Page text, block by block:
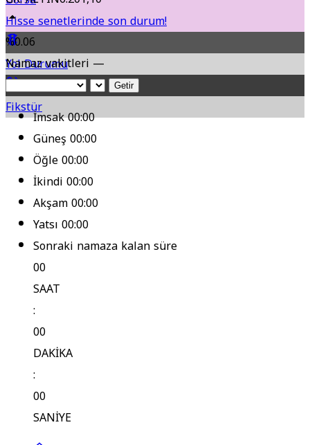
Hisse senetlerinde son durum!
Yol Durumu
Fikstür
%0.06
Namaz vakitleri —
Getir
İmsak00:00
Güneş00:00
Öğle00:00
İkindi00:00
Akşam00:00
Yatsı00:00
Sonraki namaza kalan süre
00
SAAT
:
00
DAKİKA
:
00
SANİYE